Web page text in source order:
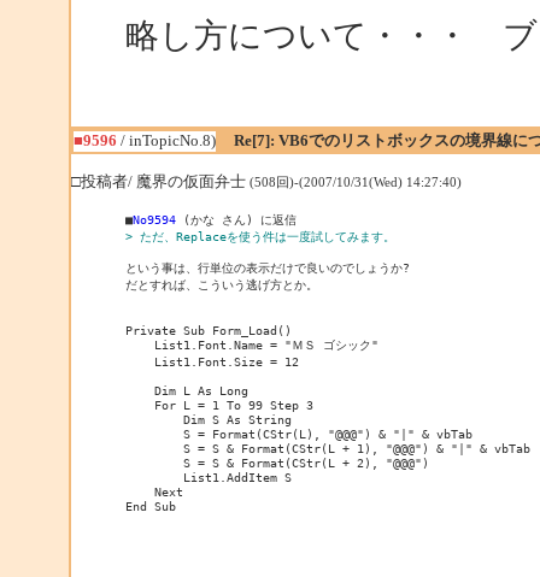
略し方について・・・
■9596 / inTopicNo.8) Re[7]: VB6でのリストボックスの境界線に
□投稿者/ 魔界の仮面弁士 (508回)-(2007/10/31(Wed) 14:27:40)
■No9594
(かな さん) に返信
> ただ、Replaceを使う件は一度試してみます。
という事は、行単位の表示だけで良いのでしょうか?
だとすれば、こういう逃げ方とか。
Private Sub Form_Load()
    List1.Font.Name = "ＭＳ ゴシック"
    List1.Font.Size = 12
    Dim L As Long
    For L = 1 To 99 Step 3
        Dim S As String
        S = Format(CStr(L), "@@@") & "|" & vbTab
        S = S & Format(CStr(L + 1), "@@@") & "|" & vbTab
        S = S & Format(CStr(L + 2), "@@@")
        List1.AddItem S
    Next
End Sub